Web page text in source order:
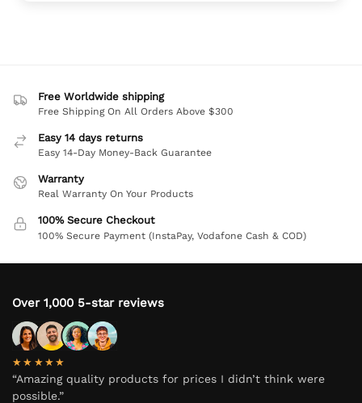
Free Worldwide shipping
Free Shipping On All Orders Above $300
Easy 14 days returns
Easy 14-Day Money-Back Guarantee
Warranty
Real Warranty On Your Products
100% Secure Checkout
100% Secure Payment (InstaPay, Vodafone Cash & COD)
Over 1,000 5-star reviews
★★★★★
“Amazing quality products for prices I didn’t think were
possible.”